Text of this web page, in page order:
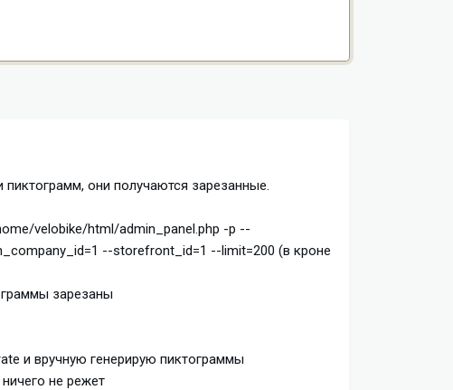
они получаются зарезанные.
velobike/html/admin_panel.php -p --
--storefront_id=1 --limit=200 (в кроне
зарезаны
и вручную генерирую пиктограммы
не режет